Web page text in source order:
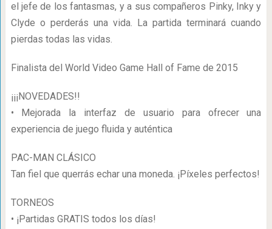
el jefe de los fantasmas, y a sus compañeros Pinky, Inky y
Clyde o perderás una vida. La partida terminará cuando
pierdas todas las vidas.
Finalista del World Video Game Hall of Fame de 2015
¡¡¡NOVEDADES!!
• Mejorada la interfaz de usuario para ofrecer una
experiencia de juego fluida y auténtica
PAC-MAN CLÁSICO
Tan fiel que querrás echar una moneda. ¡Píxeles perfectos!
TORNEOS
• ¡Partidas GRATIS todos los días!